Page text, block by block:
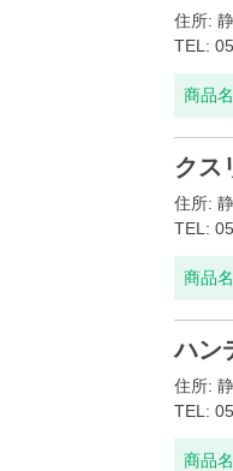
住所:
TEL:
商品
クス
住所:
TEL:
商品
ハン
住所:
TEL:
商品